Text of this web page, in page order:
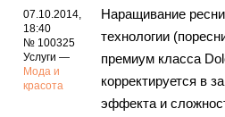
07.10.2014,
18:40
№ 100325
Услуги —
Мода и
красота
Наращивание
технологии
премиум класса
корректируется в
эффекта и